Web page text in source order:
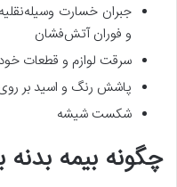
جبران خسار‌ت‌
و فوران آتش‌فشان
سرقت لوازم و قطعات
پاشش رنگ و اسید بر
شکست شیشه
چگونه بیمه بدنه